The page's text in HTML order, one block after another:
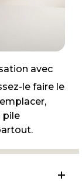
avec
le faire le
pile